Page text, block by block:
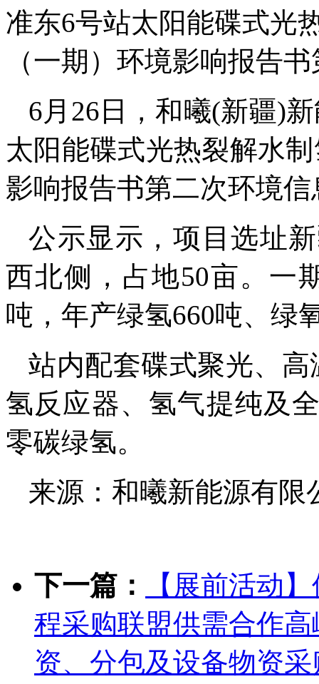
准东6号站太阳能碟式光
（一期）环境影响报告
6月26日，和曦(新疆)
太阳能碟式光热裂解水
影响报告书第二次环境
公示显示，项目选址
西北侧，占地50亩。一
吨，年产绿氢660吨、绿
站内配套碟式聚光、高
氢反应器、氢气提纯及
零碳绿氢。
来源：和曦新能源有限
下一篇：
【展前活动
程采购联盟供需合作
资、分包及设备物资